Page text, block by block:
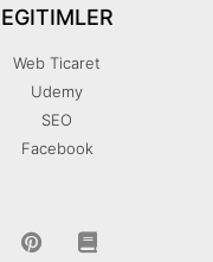
EGITIMLER
Web Ticaret
Udemy
SEO
Facebook